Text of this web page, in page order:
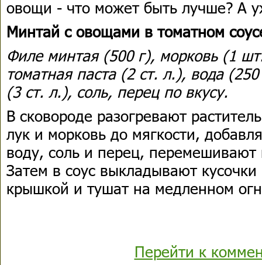
овощи - что может быть лучше? А
Минтай с овощами в томатном
Филе минтая (500 г), морковь (1
томатная паста (2 ст. л.), вода
(3 ст. л.), соль, перец по вкусу.
В сковороде разогревают
лук и морковь до мягкости,
воду, соль и перец,
Затем в соус выкладывают
крышкой и тушат на медленном
Перейти к